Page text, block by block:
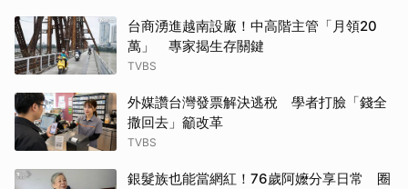
台商湧進越南設廠！中高階主管「月領20
萬」 專家揭生存關鍵
TVBS
外媒讚台灣發票解決逃稅 學者打臉「錢全
撒回去」籲改革
TVBS
銀髮族也能當網紅！76歲阿嬤分享日常 圈